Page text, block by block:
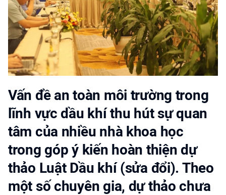
Vấn đề an toàn môi trường trong
lĩnh vực dầu khí thu hút sự quan
tâm của nhiều nhà khoa học
trong góp ý kiến hoàn thiện dự
thảo Luật Dầu khí (sửa đổi). Theo
một số chuyên gia, dự thảo chưa